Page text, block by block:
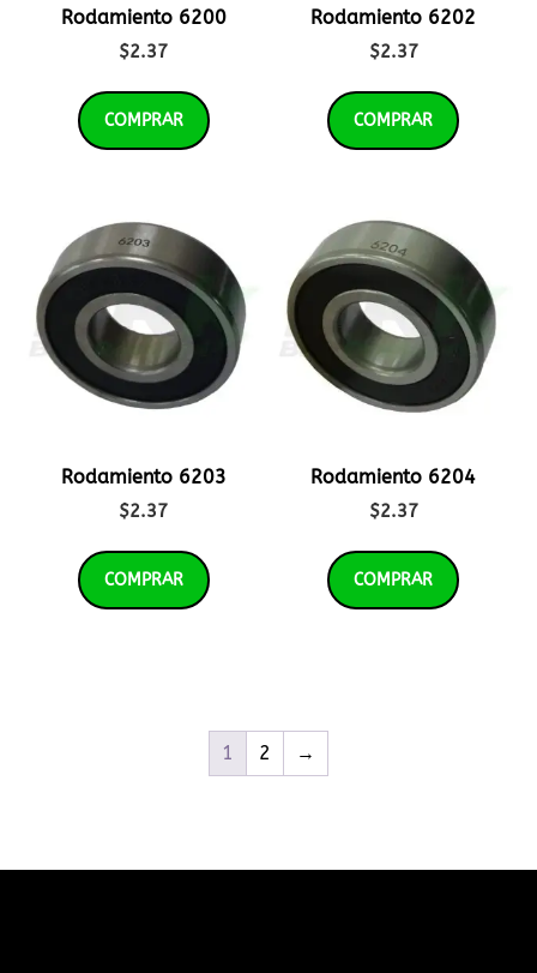
Rodamiento 6200
$2.37
COMPRAR
Rodamiento 6202
$2.37
COMPRAR
Rodamiento 6203
$2.37
COMPRAR
Rodamiento 6204
$2.37
COMPRAR
1 2 →